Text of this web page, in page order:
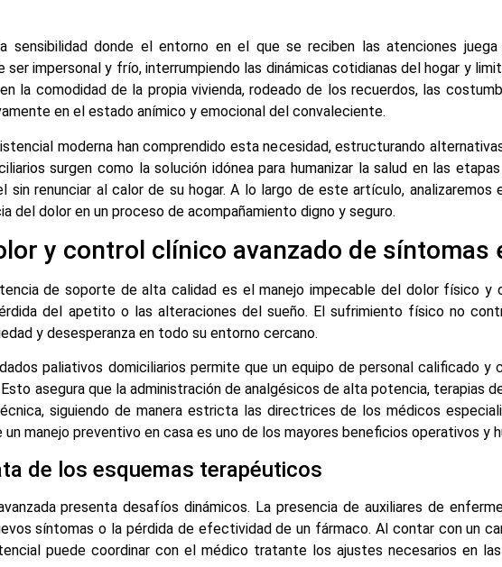
sensibilidad donde el entorno en el que se reciben las atenciones
ser impersonal y frío, interrumpiendo las dinámicas cotidianas del hogar y
la comodidad de la propia vivienda, rodeado de los recuerdos, las
en el estado anímico y emocional del convaleciente.
moderna han comprendido esta necesidad, estructurando
surgen como la solución idónea para humanizar la salud en las
sin renunciar al calor de su hogar. A lo largo de este artículo,
del dolor en un proceso de acompañamiento digno y seguro.
y control clínico avanzado de síntomas
de soporte de alta calidad es el manejo impecable del dolor físico
del apetito o las alteraciones del sueño. El sufrimiento físico no
y desesperanza en todo su entorno cercano.
paliativos domiciliarios permite que un equipo de personal calificado
asegura que la administración de analgésicos de alta potencia, terapias
siguiendo de manera estricta las directrices de los médicos
manejo preventivo en casa es uno de los mayores beneficios operativos y
de los esquemas terapéuticos
presenta desafíos dinámicos. La presencia de auxiliares de
síntomas o la pérdida de efectividad de un fármaco. Al contar con un
puede coordinar con el médico tratante los ajustes necesarios en